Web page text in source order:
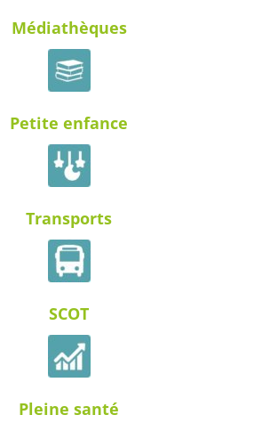
Médiathèques
Petite enfance
Transports
SCOT
Pleine santé